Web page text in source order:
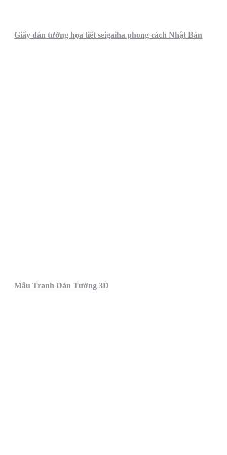
Giấy dán tường họa tiết seigaiha phong cách Nhật Bản
Mẫu Tranh Dán Tường 3D